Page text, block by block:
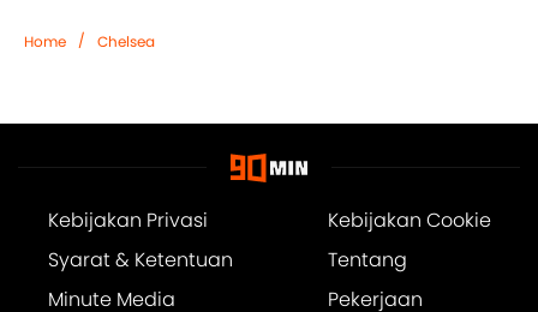
Home / Chelsea
Kebijakan Privasi
Kebijakan Cookie
Syarat & Ketentuan
Tentang
Minute Media
Pekerjaan